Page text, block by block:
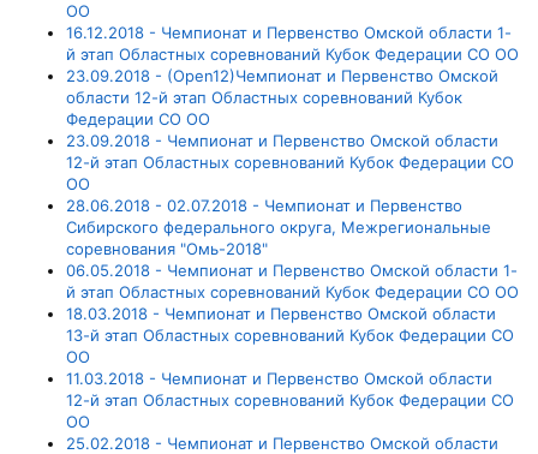
ОО
16.12.2018 - Чемпионат и Первенство Омской области 1-
й этап Областных соревнований Кубок Федерации СО ОО
23.09.2018 - (Open12)Чемпионат и Первенство Омской
области 12-й этап Областных соревнований Кубок
Федерации СО ОО
23.09.2018 - Чемпионат и Первенство Омской области
12-й этап Областных соревнований Кубок Федерации СО
ОО
28.06.2018 - 02.07.2018 - Чемпионат и Первенство
Сибирского федерального округа, Межрегиональные
соревнования "Омь-2018"
06.05.2018 - Чемпионат и Первенство Омской области 1-
й этап Областных соревнований Кубок Федерации СО ОО
18.03.2018 - Чемпионат и Первенство Омской области
13-й этап Областных соревнований Кубок Федерации СО
ОО
11.03.2018 - Чемпионат и Первенство Омской области
12-й этап Областных соревнований Кубок Федерации СО
ОО
25.02.2018 - Чемпионат и Первенство Омской области